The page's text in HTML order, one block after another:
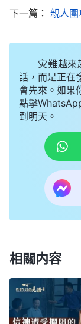
正是藉着這樣
夫的攔阻放弃
想想歷代的
弃家庭、肉
義舉，是有意
姊妹撇下一切
黨的抓捕迫害
是真實的信心
這是神的恩待
神，不盡本分
却不追求，失
今天，我因為
着我信神和我
吧！」丈夫看
下一篇： 親人圍
灾難越來
話，而是正在
會先來。如果
點擊
到明天。
相關内容